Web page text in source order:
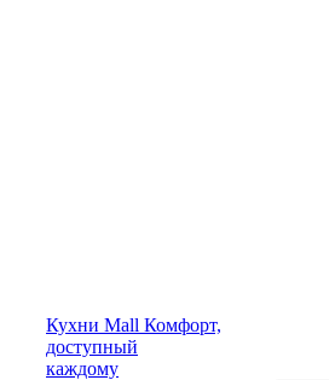
Кухни Mall Комфорт,
доступный
каждому